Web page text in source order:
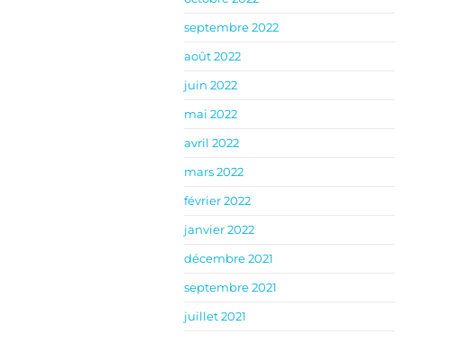
septembre 2022
août 2022
juin 2022
mai 2022
avril 2022
mars 2022
février 2022
janvier 2022
décembre 2021
septembre 2021
juillet 2021